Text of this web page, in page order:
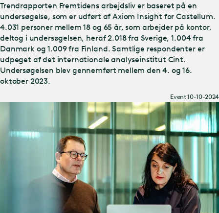
Trendrapporten Fremtidens arbejdsliv er baseret på en
undersøgelse, som er udført af Axiom Insight for Castellum.
4.031 personer mellem 18 og 65 år, som arbejder på kontor,
deltog i undersøgelsen, heraf 2.018 fra Sverige, 1.004 fra
Danmark og 1.009 fra Finland. Samtlige respondenter er
udpeget af det internationale analyseinstitut Cint.
Undersøgelsen blev gennemført mellem den 4. og 16.
oktober 2023.
Event 10-10-2024